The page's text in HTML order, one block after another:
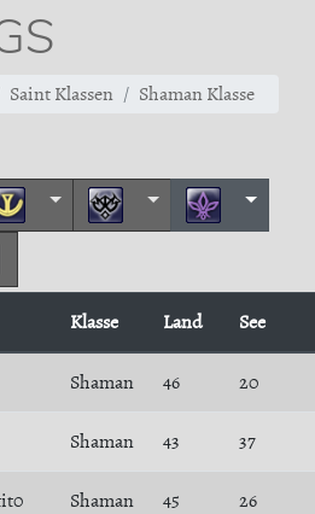
Saint Klassen Shaman Klasse
Klasse Land See
Shaman 46 20
Shaman 43 37
Shaman 45 26